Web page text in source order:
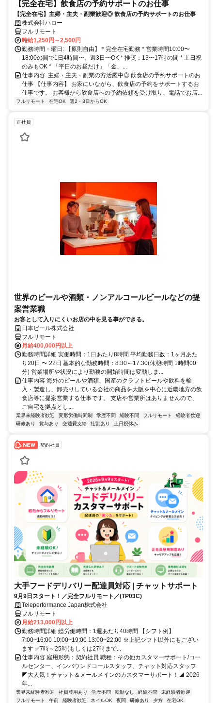
【完全在宅】飲食店の予約サポートのお仕事
【完全在宅】主婦・主夫・副業歓迎◎ 飲食店の予約サポートのお仕事
株式会社ハロー
フルリモート
時給1,250円～2,500円
勤務時間・曜日: 【原則自由】 * 完全在宅勤務 * 営業時間10:00〜
18:00の間で1日4時間〜、週3日〜OK * 推奨：13〜17時の間 * 土日祝
のみもOK * 「平日のお昼だけ」「金、...
仕事内容: 主婦・主夫・副業の方活躍中◎ 飲食店の予約サポートのお
仕事 【仕事内容】 お家にいながら、飲食店の予約をサポートするお
仕事です。 お客様から飲食店への予約依頼を受け取り、電話でお店...
フルリモート 在宅OK 週2・3日からOK
正社員
世界のビールや酒類・ノンアルコールビールなどの提
案営業職
お客として入りにくいお店の中を見る事ができる。
日本ビール株式会社
フルリモート
月給400,000円以上
勤務時間詳細 実働時間：1日あたり8時間 平均勤務日数：1ヶ月あた
り20日 〜 22日 基本的な勤務時間：8:30～17:30(休憩時間 1時間00
分) 営業場所や状況により勤務の開始時間は変動しま...
仕事内容 海外のビールや酒類、国産のクラフトビールや飲料を輸
入・製造し、卸売りしている会社の商品を大阪を中心に近畿地方の飲
食店等に提案営業する仕事です。 支店や営業所はありませんので、
ご自宅を拠点とし...
業界未経験者歓迎 変形労働時間制 学歴不問 経験不問 フルリモート
経験者歓迎
研修あり
賞与あり 交通費支給 社割あり 土日祝休み
契約社員
大手フードデリバリー配達員対応 | チャットサポート
9月9日スタート！／完全フルリモート／(TP03C)
Teleperformance Japan株式会社
フルリモート
月給213,000円以上
勤務時間詳細 総労働時間：1週あたり40時間 【シフト例】
7:00~16:00 10:00~19:00 13:00~22:00 ※上記シフト以外にもござい
ます ✅7時～25時(もしくは27時まで...
仕事内容 雇用形態：契約社員 職種：その他カスタマーサポート/コー
ルセンター、インバウンドコールスタッフ、チャット対応スタッフ
◤大人気！チャット＆メールメインのカスタマーサポート！◢ 2026
年...
業界未経験者歓迎 社員登用あり 学歴不問 転勤なし 経験不問
未経験者歓迎
フルリモート
午前 経験者歓迎 ネイルOK 夜間 研修あり 夕方 在宅OK